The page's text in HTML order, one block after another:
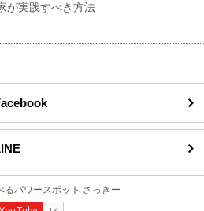
が実践すべき方法